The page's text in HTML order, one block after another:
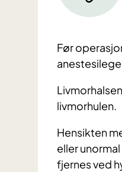
Før
livmorhulen.
Hensikten
eller
fjernes ved